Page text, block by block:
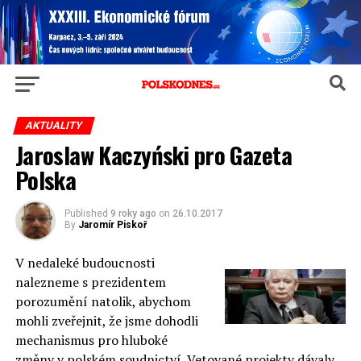
AKTUALITY
Jaroslaw Kaczyński pro Gazeta
Polska
Published 9 roky ago on 26.10.2017
By Jaromír Piskoř
V nedaleké budoucnosti
nalezneme s prezidentem
porozumění natolik, abychom
mohli zveřejnit, že jsme dohodli
mechanismus pro hluboké